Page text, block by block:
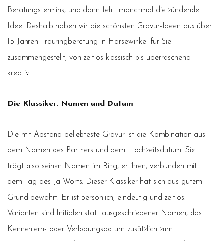
Beratungstermins, und dann fehlt manchmal die zündende
Idee. Deshalb haben wir die schönsten Gravur-Ideen aus über
15 Jahren Trauringberatung in Harsewinkel für Sie
zusammengestellt, von zeitlos klassisch bis überraschend
kreativ.
Die Klassiker: Namen und Datum
Die mit Abstand beliebteste Gravur ist die Kombination aus
dem Namen des Partners und dem Hochzeitsdatum. Sie
trägt also seinen Namen im Ring, er ihren, verbunden mit
dem Tag des Ja-Worts. Dieser Klassiker hat sich aus gutem
Grund bewährt: Er ist persönlich, eindeutig und zeitlos.
Varianten sind Initialen statt ausgeschriebener Namen, das
Kennenlern- oder Verlobungsdatum zusätzlich zum